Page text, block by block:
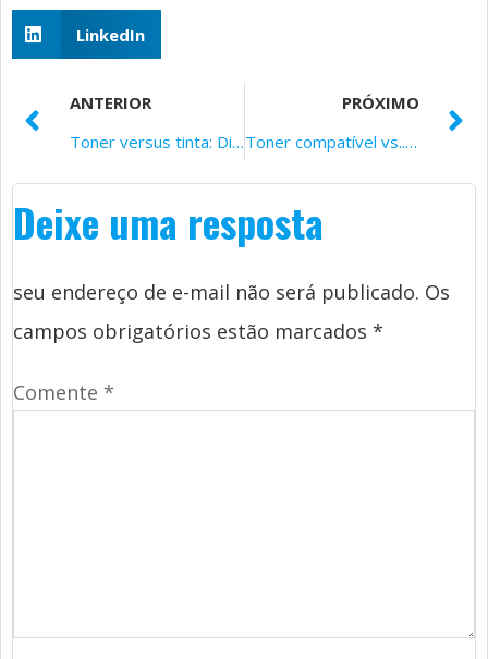
LinkedIn
ANTERIOR
Toner versus tinta: Diferenças em seu uso e custo
PRÓXIMO
Toner compatível vs.. Toner OEM: Existe uma grande diferença?
Deixe uma resposta
seu endereço de e-mail não será publicado. Os
campos obrigatórios estão marcados *
Comente *